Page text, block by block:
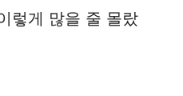
렇게 많을 줄 몰랐